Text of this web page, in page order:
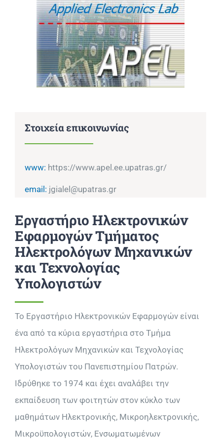
Επικοινωνία
Στοιχεία επικοινωνίας
www: https://www.apel.ee.upatras.gr/
email: jgialel@upatras.gr
Εργαστήριο Ηλεκτρονικών
Εφαρμογών Τμήματος
Ηλεκτρολόγων Μηχανικών
και Τεχνολογίας
Υπολογιστών
Το Εργαστήριο Ηλεκτρονικών Εφαρμογών είναι
ένα από τα κύρια εργαστήρια στο Τμήμα
Ηλεκτρολόγων Μηχανικών και Τεχνολογίας
Υπολογιστών του Πανεπιστημίου Πατρών.
Ιδρύθηκε το 1974 και έχει αναλάβει την
εκπαίδευση των φοιτητών στον κύκλο των
μαθημάτων Ηλεκτρονικής, Μικροηλεκτρονικής,
Μικροϋπολογιστών, Ενσωματωμένων